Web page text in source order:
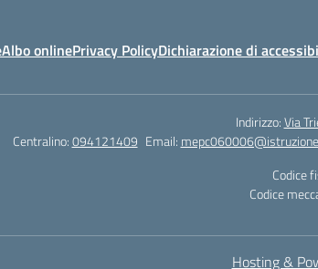
Albo onlinePrivacy PolicyDichiarazione di
Indirizzo:Via
Centralino:094121409 Email:
Codice
Codice
Hosting &